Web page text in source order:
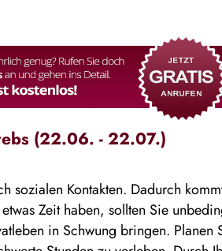
(22.06. - 22.07.)
sozialen Kontakten. Dadurch
Zeit haben, sollten Sie
in Schwung bringen. Planen